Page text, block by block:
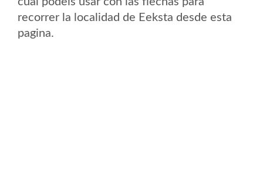
recorrer la localidad de Eeksta desde esta
pagina.